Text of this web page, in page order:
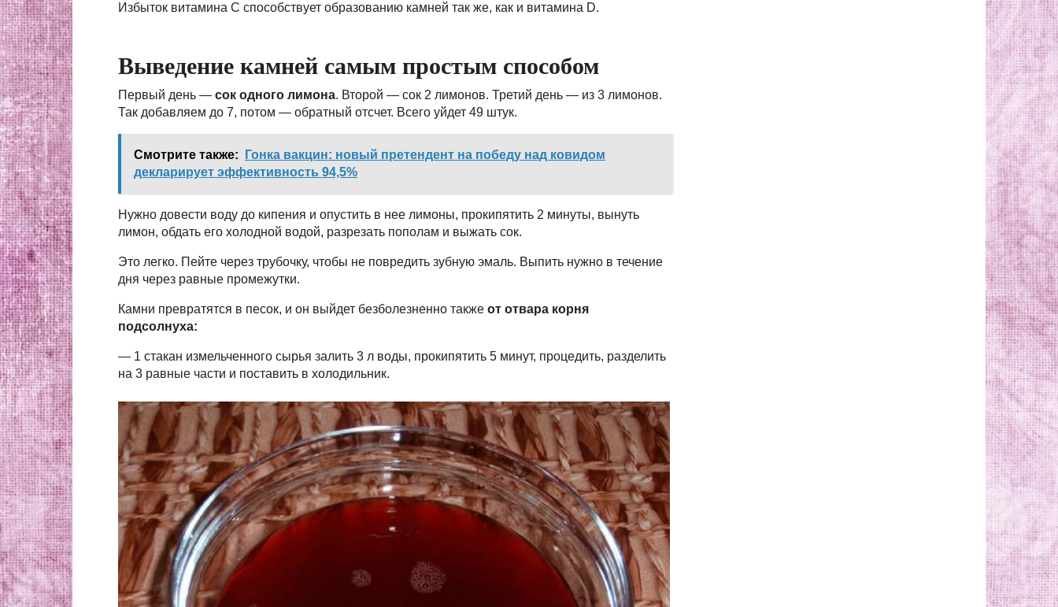
Избыток витамина С способствует образованию камней так же, как и витамина D.
Выведение камней самым простым способом
Первый день — сок одного лимона. Второй — сок 2 лимонов. Третий день — из 3 лимонов.
Так добавляем до 7, потом — обратный отсчет. Всего уйдет 49 штук.
Смотрите также:
Гонка вакцин: новый претендент на победу над ковидом
декларирует эффективность 94,5%
Нужно довести воду до кипения и опустить в нее лимоны, прокипятить 2 минуты, вынуть
лимон, обдать его холодной водой, разрезать пополам и выжать сок.
Это легко. Пейте через трубочку, чтобы не повредить зубную эмаль. Выпить нужно в течение
дня через равные промежутки.
Камни превратятся в песок, и он выйдет безболезненно также от отвара корня
подсолнуха:
— 1 стакан измельченного сырья залить 3 л воды, прокипятить 5 минут, процедить, разделить
на 3 равные части и поставить в холодильник.